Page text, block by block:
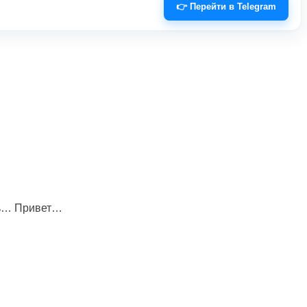
👉 Перейти в Telegram
Привет…